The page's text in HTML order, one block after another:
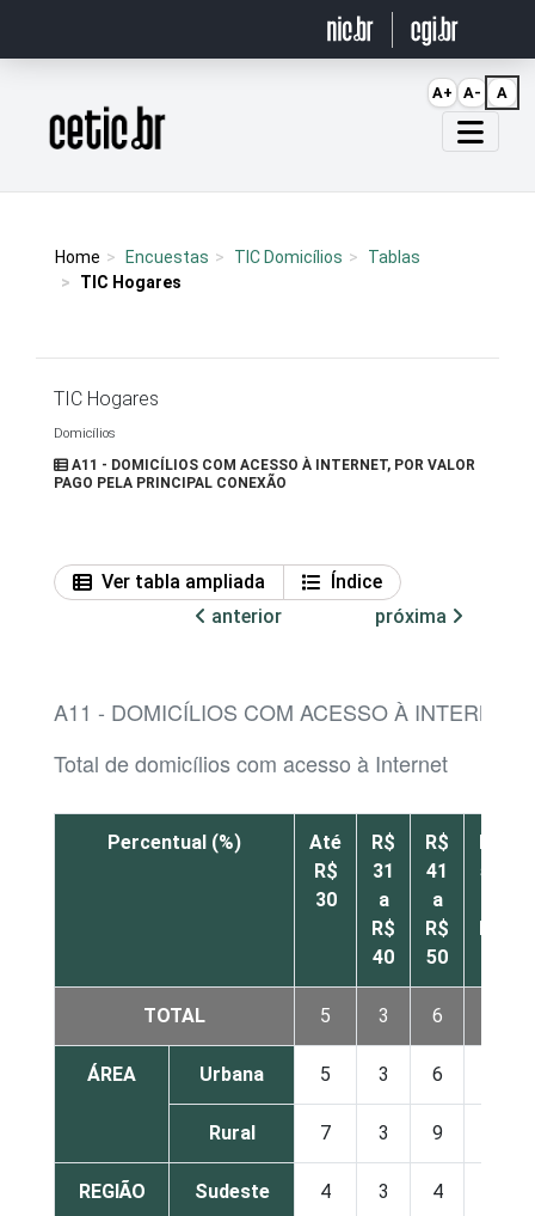
Página inicial
Home Encuestas TIC Domicílios
Tablas
TIC Hogares
TIC Hogares
Domicílios
A11 - DOMICÍLIOS COM ACESSO À INTERNET, POR VALOR
PAGO PELA PRINCIPAL CONEXÃO
Ver tabla ampliada
Índice
anterior
próxima
A11 - DOMICÍLIOS COM ACESSO À
Total de domicílios com acesso à Internet
Percentual (%)
Até
R$
30
R$
31
a
R$
40
R$
41
a
R$
50
R$
51
R$
TOTAL 5 3 6
ÁREA Urbana 5 3 6
Rural 7 3 9
REGIÃO Sudeste 4 3 4
A+ A- A